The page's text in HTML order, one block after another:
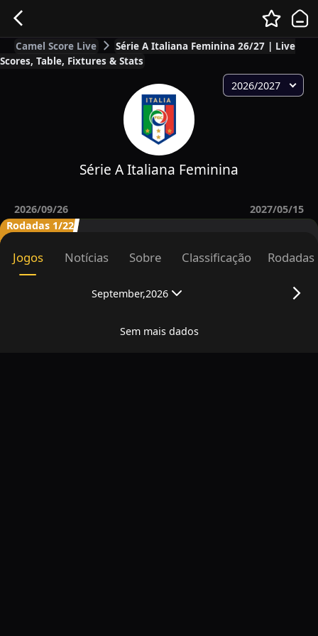
Camel Score Live
Série A Italiana Feminina 26/27 | Live
Scores, Table, Fixtures & Stats
2026/2027
Série A Italiana Feminina
2026/09/26
2027/05/15
Rodadas 1/22
Jogos Notícias Sobre Classificação Rodadas
September,2026
Sem mais dados